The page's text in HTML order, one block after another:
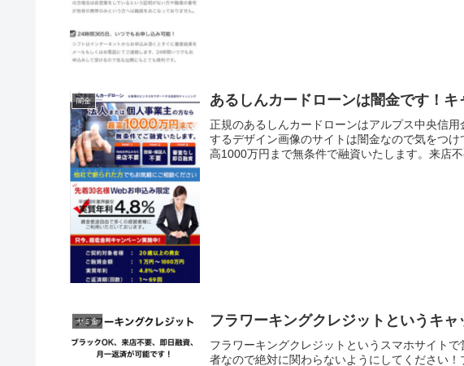
闇金 あるしんカードローンは闇金です！
正規のあるしんカードローンはアルプス中央信
するデザイン画像のサイトは闇金なので気をつ
高1000万円まで無条件で融資いたします。来店不
ヤミ金 フラワーキングクレジットというキャ
フラワーキングクレジットというスマホサイト
者なので絶対に関わらないようにしてください